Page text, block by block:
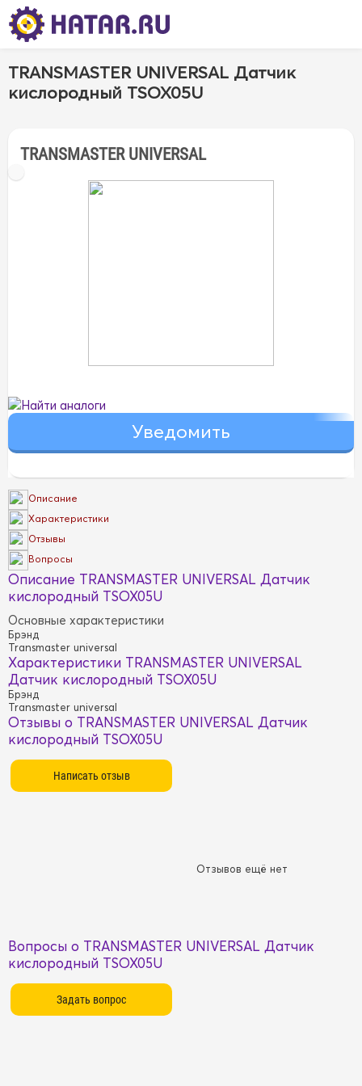
TRANSMASTER UNIVERSAL Датчик
кислородный TSOX05U
TRANSMASTER UNIVERSAL
Найти аналоги
Описание
Характеристики
Отзывы
Вопросы
Описание TRANSMASTER UNIVERSAL Датчик
кислородный TSOX05U
Основные характеристики
Брэнд
Transmaster universal
Характеристики TRANSMASTER UNIVERSAL
Датчик кислородный TSOX05U
Брэнд
Transmaster universal
Отзывы о TRANSMASTER UNIVERSAL Датчик
кислородный TSOX05U
Отзывов ещё нет
Вопросы о TRANSMASTER UNIVERSAL Датчик
кислородный TSOX05U